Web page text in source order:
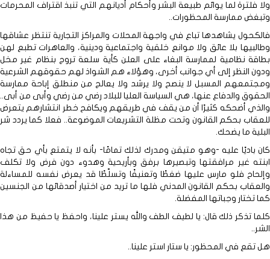
ولا فلترة لما يوائم طبيعة البشر وأحكام أديانهم التي تنبذ اقتراف المحرمات
وتبغض ممارسة المحظورات..
فالكحول يشاهدها تباع في واجهة المحلات والمراكز التجارية تنتظر عشاقها
وطالبيها بلا عائق ولا موانع خلقية واجتماعية ودينية، والعاهرات تطبع لهن
بطاقة نظامية لممارسة البغاء على العلن كأية سلعة تروج بنظام غير مخل
ودون النظر إلى أي جوانب أخرى، وهؤلاء هم الشواذ لهم حقوقهم الشرعية
ومجتمعهم المسبل لا ينصح ولا يرشد ولا يعالج من منطلق إباحة ممارسة
الحقوق والدفاع عنها، هي السياسة العليا للبلاد رضي من رضي وأبى من أبى..
والذي أضحكه كثيرًا أن من يقف في طريقهم ويكافح خطر انتشارهم يتعرض
للعقاب بحكم القانون وتحت مظلة التشريعات الموضوعة.. فعلا كما يردد شر
البلية ما يضحك.
كان باديًا عليه -وهو متيقن ومدرك لذلك تمامًا- بأنه لا يتمتع بأي حق تجاه
ابنته غير مرافقتها وتبصيرها برفق وبأريحية وهدوء دون فرض ولا تكلف
وإلحاح فلو مارس عليها ضغطًا وتعنيفًا وتسلّطًا قد يعرض نفسه للمساءلة
والعقاب بحكم القانون المدني فلها ما تريد من اختيار أصدقائها من الجنسين
كما تختار وجباتها المفضلة.
كلما تذكر ذلك قال: يا لطيف الطف والله يستر علينا، واحفظ يا حفيظ من هذا
الشر..
هل تقع في المحظور: يا ستار استر علينا..